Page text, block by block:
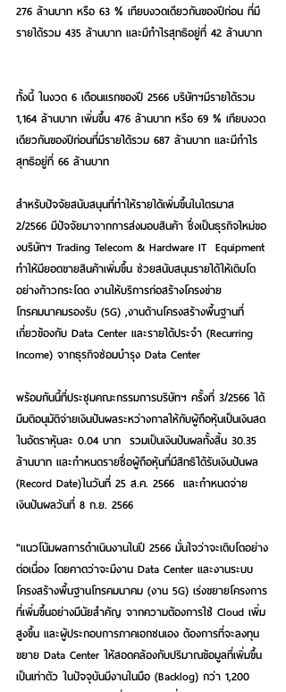
276 ล้านบาท หรือ 63 % เทียบงวดเดียวกันของปีก่อน ที่มี
รายได้รวม 435 ล้านบาท และมีกำไรสุทธิอยู่ที่ 42 ล้านบาท
ทั้งนี้ ในงวด 6 เดือนแรกของปี 2566 บริษัทฯมีรายได้รวม
1,164 ล้านบาท เพิ่มขึ้น 476 ล้านบาท หรือ 69 % เทียบงวด
เดียวกันของปีก่อนที่มีรายได้รวม 687 ล้านบาท และมีกำไร
สุทธิอยู่ที่ 66 ล้านบาท
สำหรับปัจจัยสนับสนุนที่ทำให้รายได้เพิ่มขึ้นในไตรมาส
2/2566 มีปัจจัยมาจากการส่งมอบสินค้า ซึ่งเป็นธุรกิจใหม่ขอ
งบริษัทฯ Trading Telecom & Hardware IT  Equipment
ทำให้มียอดขายสินค้าเพิ่มขึ้น ช่วยสนับสนุนรายได้ให้เติบโต
อย่างก้าวกระโดด งานให้บริการก่อสร้างโครงข่าย
โทรคมนาคมรองรับ (5G) ,งานด้านโครงสร้างพื้นฐานที่
เกี่ยวข้องกับ Data Center และรายได้ประจำ (Recurring
Income) จากธุรกิจซ่อมบำรุง Data Center
พร้อมกันนี้ที่ประชุมคณะกรรมการบริษัทฯ ครั้งที่ 3/2566 ได้
มีมติอนุมัติจ่ายเงินปันผลระหว่างกาลให้กับผู้ถือหุ้นเป็นเงินสด
ในอัตราหุ้นละ 0.04 บาท  รวมเป็นเงินปันผลทั้งสิ้น 30.35
ล้านบาท และกำหนดรายชื่อผู้ถือหุ้นที่มีสิทธิได้รับเงินปันผล
(Record Date)ในวันที่ 25 ส.ค. 2566  และกำหนดจ่าย
เงินปันผลวันที่ 8 ก.ย. 2566
"แนวโน้มผลการดำเนินงานในปี 2566 มั่นใจว่าจะเติบโตอย่าง
ต่อเนื่อง โดยคาดว่าจะมีงาน Data Center และงานระบบ
โครงสร้างพื้นฐานโทรคมนาคม (งาน 5G) เร่งขยายโครงการ
ที่เพิ่มขึ้นอย่างมีนัยสำคัญ จากความต้องการใช้ Cloud เพิ่ม
สูงขึ้น และผู้ประกอบการภาคเอกชนเอง ต้องการที่จะลงทุน
ขยาย Data Center ให้สอดคล้องกับปริมาณข้อมูลที่เพิ่มขึ้น
เป็นเท่าตัว ในปัจจุบันมีงานในมือ (Backlog) กว่า 1,200